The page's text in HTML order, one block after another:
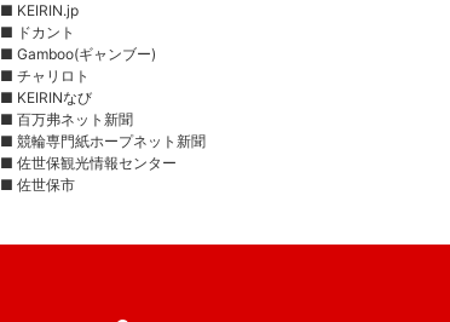
■ KEIRIN.jp
■ ドカント
■ Gamboo(ギャンブー)
■ チャリロト
■ KEIRINなび
■ 百万弗ネット新聞
■ 競輪専門紙ホープネット新聞
■ 佐世保観光情報センター
■ 佐世保市